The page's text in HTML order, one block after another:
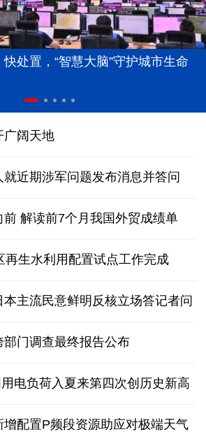
处置，“智慧大脑”守护城市生命
广阔天地
就近期涉军问题发布消息并答问
解读前7个月我国外贸成绩单
再生水利用配置试点工作完成
主流民意鲜明反核立场答记者问
门调查最终报告公布
电负荷入夏来第四次创历史新高
配置P频段资源助应对极端天气